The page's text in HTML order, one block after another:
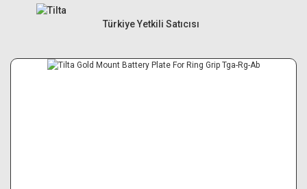
Türkiye Yetkili Satıcısı